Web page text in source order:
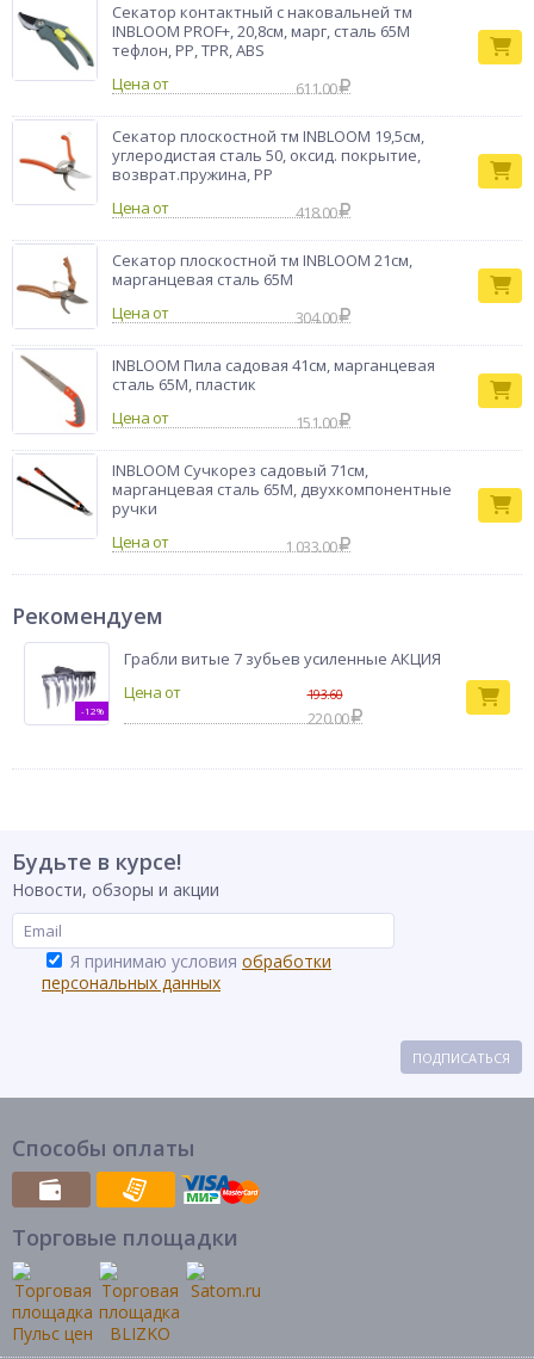
Секатор контактный с наковальней тм
INBLOOM PROF+, 20,8см, марг, сталь 65М
тефлон, PP, TPR, ABS
Цена от
611.00
Секатор плоскостной тм INBLOOM 19,5см,
углеродистая сталь 50, оксид. покрытие,
возврат.пружина, PР
Цена от
418.00
Секатор плоскостной тм INBLOOM 21см,
марганцевая сталь 65М
Цена от
304.00
INBLOOM Пила садовая 41см, марганцевая
сталь 65М, пластик
Цена от
151.00
INBLOOM Сучкорез садовый 71см,
марганцевая сталь 65М, двухкомпонентные
ручки
Цена от
1 033.00
Рекомендуем
-12%
Грабли витые 7 зубьев усиленные АКЦИЯ
193.60
220.00
Будьте в курсе!
Новости, обзоры и акции
Я принимаю условия обработки
персональных данных
ПОДПИСАТЬСЯ
Способы оплаты
Торговые площадки